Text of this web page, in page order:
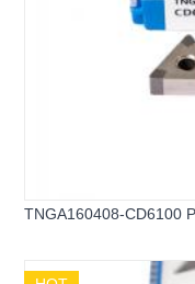
TNGA160408-CD6100